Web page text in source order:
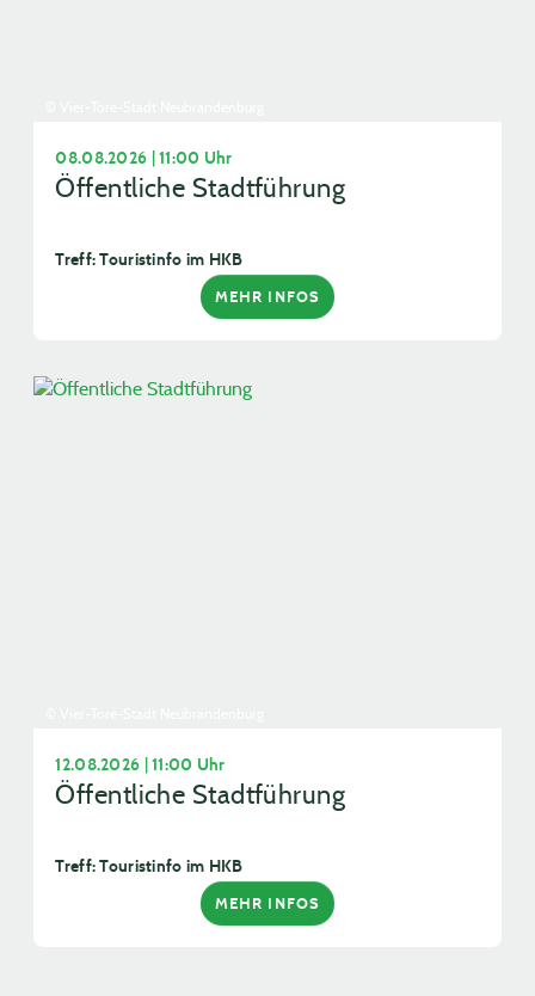
08.08.2026 | 11:00 Uhr
Öffentliche Stadtführung
Treff: Touristinfo im HKB
MEHR INFOS
12.08.2026 | 11:00 Uhr
Öffentliche Stadtführung
Treff: Touristinfo im HKB
MEHR INFOS